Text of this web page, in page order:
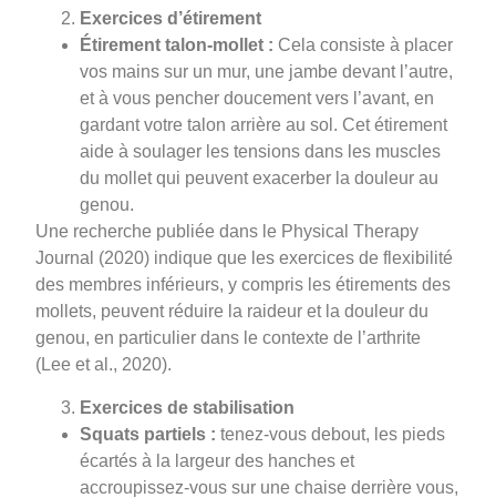
Exercices d’étirement
Étirement talon-mollet : Cela consiste à placer
vos mains sur un mur, une jambe devant l’autre,
et à vous pencher doucement vers l’avant, en
gardant votre talon arrière au sol. Cet étirement
aide à soulager les tensions dans les muscles
du mollet qui peuvent exacerber la douleur au
genou.
Une recherche publiée dans le Physical Therapy
Journal (2020) indique que les exercices de flexibilité
des membres inférieurs, y compris les étirements des
mollets, peuvent réduire la raideur et la douleur du
genou, en particulier dans le contexte de l’arthrite
(Lee et al., 2020).
Exercices de stabilisation
Squats partiels : tenez-vous debout, les pieds
écartés à la largeur des hanches et
accroupissez-vous sur une chaise derrière vous,